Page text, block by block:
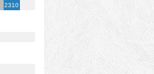
2310